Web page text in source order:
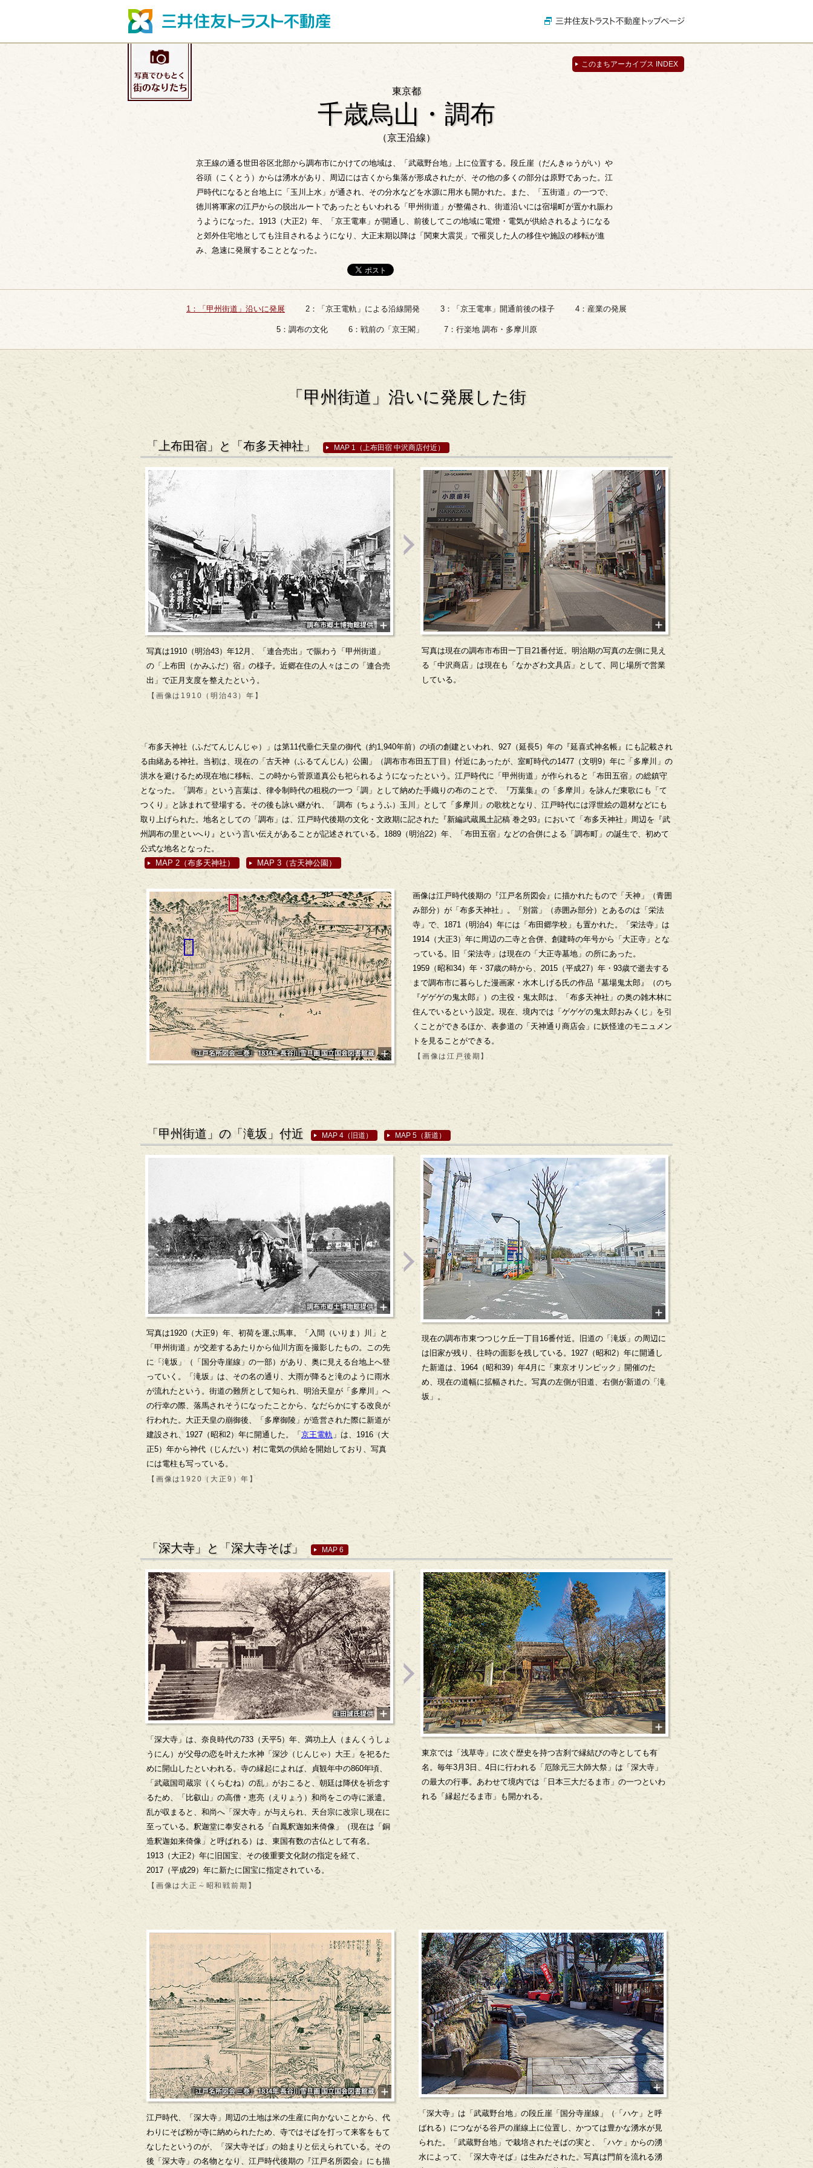
このまちアーカイブス INDEX
東京都
千歳烏山・調布
（京王沿線）
京王線の通る世田谷区北部から調布市にかけての地域は、「武蔵野台地」上に位置する。段丘崖（だんきゅうがい）や
谷頭（こくとう）からは湧水があり、周辺には古くから集落が形成されたが、その他の多くの部分は原野であった。江
戸時代になると台地上に「玉川上水」が通され、その分水などを水源に用水も開かれた。また、「五街道」の一つで、
徳川将軍家の江戸からの脱出ルートであったともいわれる「甲州街道」が整備され、街道沿いには宿場町が置かれ賑わ
うようになった。1913（大正2）年、「京王電車」が開通し、前後してこの地域に電燈・電気が供給されるようになる
と郊外住宅地としても注目されるようになり、大正末期以降は「関東大震災」で罹災した人の移住や施設の移転が進
み、急速に発展することとなった。
1：「甲州街道」沿いに発展 2：「京王電軌」による沿線開発 3：「京王電車」開通前後の様子 4：産業の発展
5：調布の文化 6：戦前の「京王閣」 7：行楽地 調布・多摩川原
「甲州街道」沿いに発展した街
「上布田宿」と「布多天神社」 MAP 1（上布田宿 中沢商店付近）
写真は1910（明治43）年12月、「連合売出」で賑わう「甲州街道」
の「上布田（かみふだ）宿」の様子。近郷在住の人々はこの「連合売
出」で正月支度を整えたという。
【画像は1910（明治43）年】
写真は現在の調布市布田一丁目21番付近。明治期の写真の左側に見え
る「中沢商店」は現在も「なかざわ文具店」として、同じ場所で営業
している。
「布多天神社（ふだてんじんじゃ）」は第11代垂仁天皇の御代（約1,940年前）の頃の創建といわれ、927（延長5）年の『延喜式神名帳』にも記載され
る由緒ある神社。当初は、現在の「古天神（ふるてんじん）公園」（調布市布田五丁目）付近にあったが、室町時代の1477（文明9）年に「多摩川」の
洪水を避けるため現在地に移転、この時から菅原道真公も祀られるようになったという。江戸時代に「甲州街道」が作られると「布田五宿」の総鎮守
となった。「調布」という言葉は、律令制時代の租税の一つ「調」として納めた手織りの布のことで、『万葉集』の「多摩川」を詠んだ東歌にも「て
つくり」と詠まれて登場する。その後も詠い継がれ、「調布（ちょうふ）玉川」として「多摩川」の歌枕となり、江戸時代には浮世絵の題材などにも
取り上げられた。地名としての「調布」は、江戸時代後期の文化・文政期に記された『新編武蔵風土記稿 巻之93』において「布多天神社」周辺を『武
州調布の里といへり』という言い伝えがあることが記述されている。1889（明治22）年、「布田五宿」などの合併による「調布町」の誕生で、初めて
公式な地名となった。
MAP 2（布多天神社）
MAP 3（古天神公園）
画像は江戸時代後期の『江戸名所図会』に描かれたもので「天神」（青囲
み部分）が「布多天神社」。「別當」（赤囲み部分）とあるのは「栄法
寺」で、1871（明治4）年には「布田郷学校」も置かれた。「栄法寺」は
1914（大正3）年に周辺の二寺と合併、創建時の年号から「大正寺」とな
っている。旧「栄法寺」は現在の「大正寺墓地」の所にあった。
1959（昭和34）年・37歳の時から、2015（平成27）年・93歳で逝去する
まで調布市に暮らした漫画家・水木しげる氏の作品『墓場鬼太郎』（のち
『ゲゲゲの鬼太郎』）の主役・鬼太郎は、「布多天神社」の奥の雑木林に
住んでいるという設定。現在、境内では「ゲゲゲの鬼太郎おみくじ」を引
くことができるほか、表参道の「天神通り商店会」に妖怪達のモニュメン
トを見ることができる。
【画像は江戸後期】
「甲州街道」の「滝坂」付近 MAP 4（旧道） MAP 5（新道）
写真は1920（大正9）年、初荷を運ぶ馬車。「入間（いりま）川」と
「甲州街道」が交差するあたりから仙川方面を撮影したもの。この先
に「滝坂」（「国分寺崖線」の一部）があり、奥に見える台地上へ登
っていく。「滝坂」は、その名の通り、大雨が降ると滝のように雨水
が流れたという。街道の難所として知られ、明治天皇が「多摩川」へ
の行幸の際、落馬されそうになったことから、なだらかにする改良が
行われた。大正天皇の崩御後、「多摩御陵」が造営された際に新道が
建設され、1927（昭和2）年に開通した。「 京王電軌 」は、1916（大
正5）年から神代（じんだい）村に電気の供給を開始しており、写真
には電柱も写っている。
【画像は1920（大正9）年】
現在の調布市東つつじケ丘一丁目16番付近。旧道の「滝坂」の周辺に
は旧家が残り、往時の面影を残している。1927（昭和2）年に開通し
た新道は、1964（昭和39）年4月に「東京オリンピック」開催のた
め、現在の道幅に拡幅された。写真の左側が旧道、右側が新道の「滝
坂」。
「深大寺」と「深大寺そば」 MAP 6
「深大寺」は、奈良時代の733（天平5）年、満功上人（まんくうしょ
うにん）が父母の恋を叶えた水神「深沙（じんじゃ）大王」を祀るた
めに開山したといわれる。寺の縁起によれば、貞観年中の860年頃、
「武蔵国司蔵宗（くらむね）の乱」がおこると、朝廷は降伏を祈念す
るため、「比叡山」の高僧・恵亮（えりょう）和尚をこの寺に派遣。
乱が収まると、和尚へ「深大寺」が与えられ、天台宗に改宗し現在に
至っている。釈迦堂に奉安される「白鳳釈迦如来倚像」（現在は「銅
造釈迦如来倚像」と呼ばれる）は、東国有数の古仏として有名。
1913（大正2）年に旧国宝、その後重要文化財の指定を経て、
2017（平成29）年に新たに国宝に指定されている。
【画像は大正～昭和戦前期】
東京では「浅草寺」に次ぐ歴史を持つ古刹で縁結びの寺としても有
名。毎年3月3日、4日に行われる「厄除元三大師大祭」は「深大寺」
の最大の行事。あわせて境内では「日本三大だるま市」の一つといわ
れる「縁起だるま市」も開かれる。
江戸時代、「深大寺」周辺の土地は米の生産に向かないことから、代
わりにそば粉が寺に納められたため、寺ではそばを打って来客をもて
なしたというのが、「深大寺そば」の始まりと伝えられている。その
後「深大寺」の名物となり、江戸時代後期の『江戸名所図会』にも描
「深大寺」は「武蔵野台地」の段丘崖「国分寺崖線」（「ハケ」と呼
ばれる）につながる谷戸の崖線上に位置し、かつては豊かな湧水が見
られた。「武蔵野台地」で栽培されたそばの実と、「ハケ」からの湧
水によって、「深大寺そば」は生みだされた。写真は門前を流れる湧